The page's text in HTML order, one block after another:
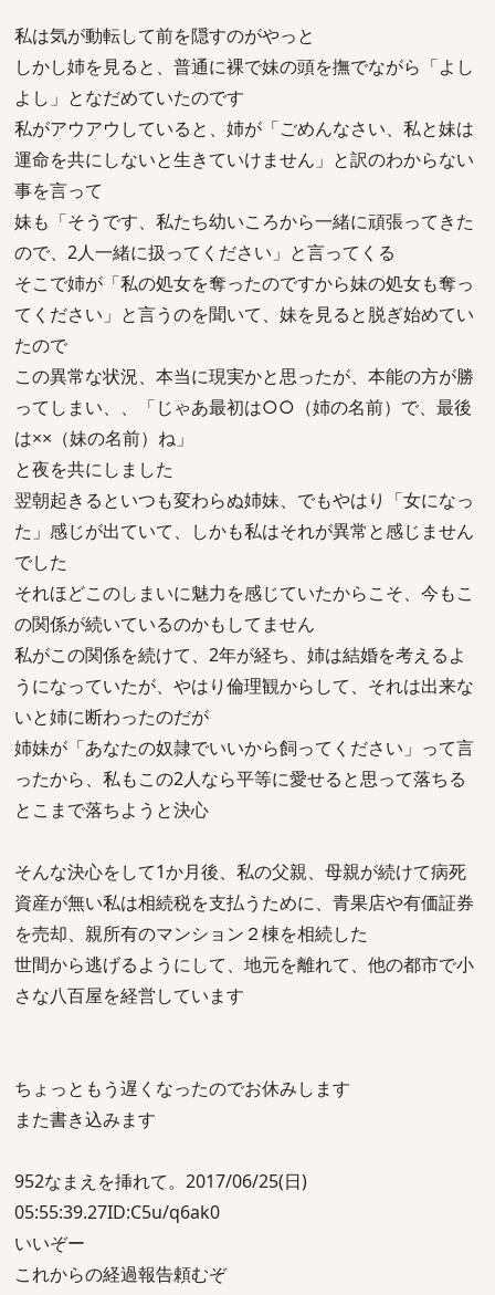
私は気が動転して前を隠すのがやっと
しかし姉を見ると、普通に裸で妹の頭を撫でながら「よし
よし」となだめていたのです
私がアウアウしていると、姉が「ごめんなさい、私と妹は
運命を共にしないと生きていけません」と訳のわからない
事を言って
妹も「そうです、私たち幼いころから一緒に頑張ってきた
ので、2人一緒に扱ってください」と言ってくる
そこで姉が「私の処女を奪ったのですから妹の処女も奪っ
てください」と言うのを聞いて、妹を見ると脱ぎ始めてい
たので
この異常な状況、本当に現実かと思ったが、本能の方が勝
ってしまい、、「じゃあ最初は○○（姉の名前）で、最後
は××（妹の名前）ね」
と夜を共にしました
翌朝起きるといつも変わらぬ姉妹、でもやはり「女になっ
た」感じが出ていて、しかも私はそれが異常と感じません
でした
それほどこのしまいに魅力を感じていたからこそ、今もこ
の関係が続いているのかもしてません
私がこの関係を続けて、2年が経ち、姉は結婚を考えるよ
うになっていたが、やはり倫理観からして、それは出来な
いと姉に断わったのだが
姉妹が「あなたの奴隷でいいから飼ってください」って言
ったから、私もこの2人なら平等に愛せると思って落ちる
とこまで落ちようと決心
そんな決心をして1か月後、私の父親、母親が続けて病死
資産が無い私は相続税を支払うために、青果店や有価証券
を売却、親所有のマンション２棟を相続した
世間から逃げるようにして、地元を離れて、他の都市で小
さな八百屋を経営しています
ちょっともう遅くなったのでお休みします
また書き込みます
952なまえを挿れて。2017/06/25(日)
05:55:39.27ID:C5u/q6ak0
いいぞー
これからの経過報告頼むぞ